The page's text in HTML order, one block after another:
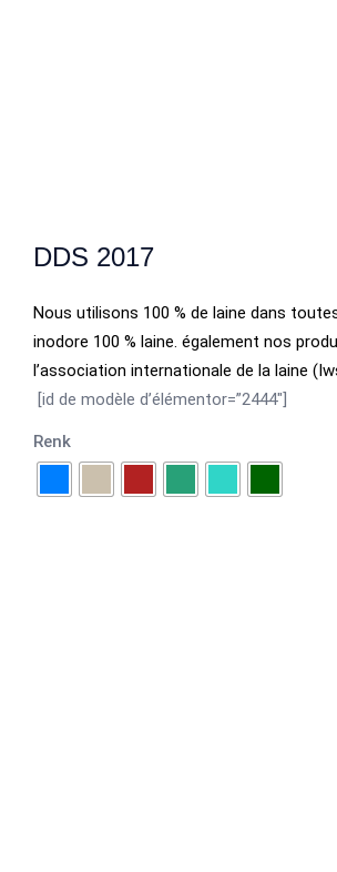
DDS 2017
Nous utilisons 100 % de laine dans
inodore 100 % laine. également nos
l’association internationale de la laine
[id de modèle d’élémentor=”2444″]
Renk